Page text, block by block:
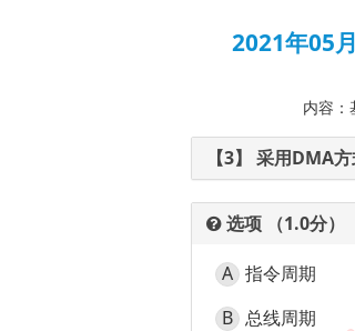
2021年05
内容：
【3】 采用DMA
选项 （1.0分）
A 指令周期
B 总线周期